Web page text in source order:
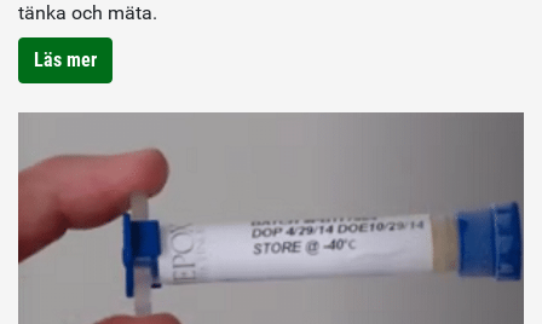
tänka och mäta.
Läs mer